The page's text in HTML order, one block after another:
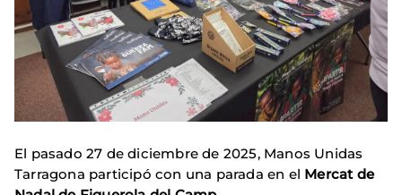
El pasado 27 de diciembre de 2025, Manos Unidas
Tarragona participó con una parada en el Mercat de